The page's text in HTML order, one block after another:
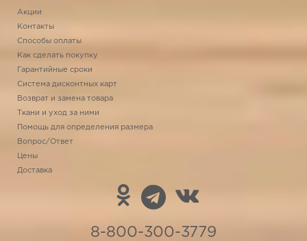
Акции
Контакты
Способы оплаты
Как сделать покупку
Гарантийные сроки
Система дисконтных карт
Возврат и замена товара
Ткани и уход за ними
Помощь для определения размера
Вопрос/Ответ
Цены
Доставка
8-800-300-3779